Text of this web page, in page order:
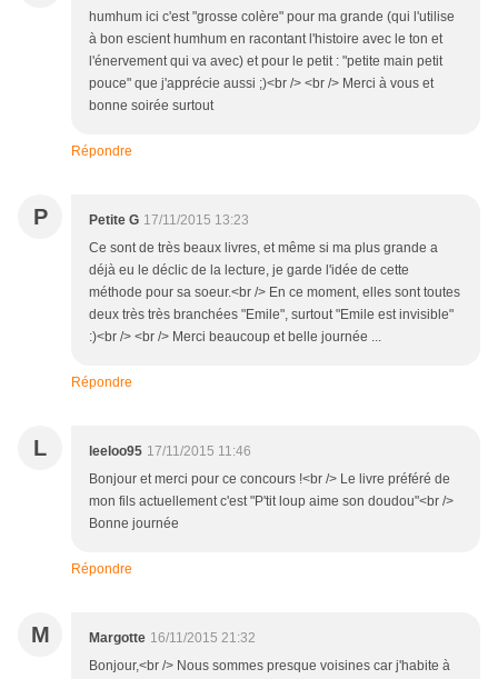
humhum ici c'est "grosse colère" pour ma grande (qui l'utilise
à bon escient humhum en racontant l'histoire avec le ton et
l'énervement qui va avec) et pour le petit : "petite main petit
pouce" que j'apprécie aussi ;)<br /> <br /> Merci à vous et
bonne soirée surtout
Répondre
P Petite G 17/11/2015 13:23
Ce sont de très beaux livres, et même si ma plus grande a
déjà eu le déclic de la lecture, je garde l'idée de cette
méthode pour sa soeur.<br /> En ce moment, elles sont toutes
deux très très branchées "Emile", surtout "Emile est invisible"
:)<br /> <br /> Merci beaucoup et belle journée ...
Répondre
L leeloo95 17/11/2015 11:46
Bonjour et merci pour ce concours !<br /> Le livre préféré de
mon fils actuellement c'est "P'tit loup aime son doudou"<br />
Bonne journée
Répondre
M Margotte 16/11/2015 21:32
Bonjour,<br /> Nous sommes presque voisines car j'habite à